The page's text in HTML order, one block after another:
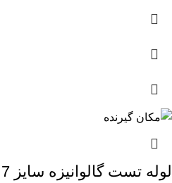
لوله تست گالوانیزه سایز 7 ضخامت 3 وزن 33